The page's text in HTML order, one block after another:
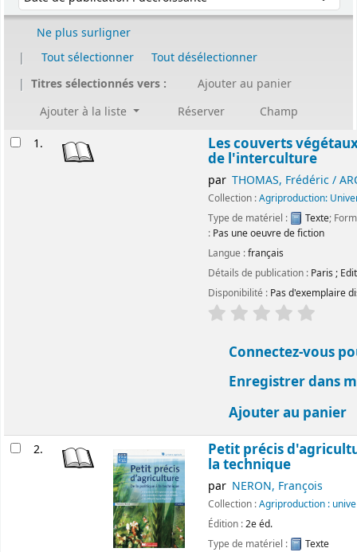
Ne plus surligner
Tout sélectionner
Tout désélectionner
Titres sélectionnés vers :
Ajouter au panier
Ajouter à la liste
Réserver Champ
Résultats
1. Les couverts
de l'interculture
par THOMAS, Frédéric /
Collection :Agriproduction:
Type de matériel :
Texte;
: Pas une oeuvre de fiction
Langue :français
Détails de publication : Paris ;
Disponibilité : Pas d'exemplaire
évaluation
Connectez-vous
Enregistrer dans
Ajouter au panier
2. Petit précis
la technique
par NERON, François
Collection :Agriproduction :
Édition :2e éd.
Type de matériel :
Texte